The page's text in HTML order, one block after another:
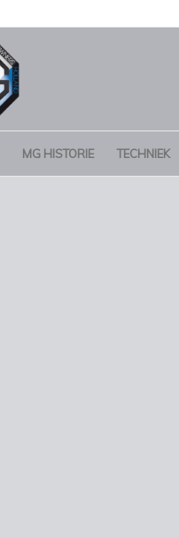
MG HISTORIE TECHNIEK